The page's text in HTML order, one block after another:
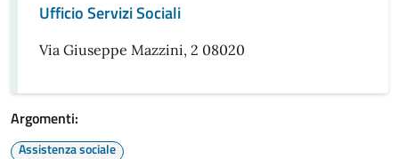
Ufficio Servizi Sociali
Via Giuseppe Mazzini, 2 08020
Argomenti:
Assistenza sociale